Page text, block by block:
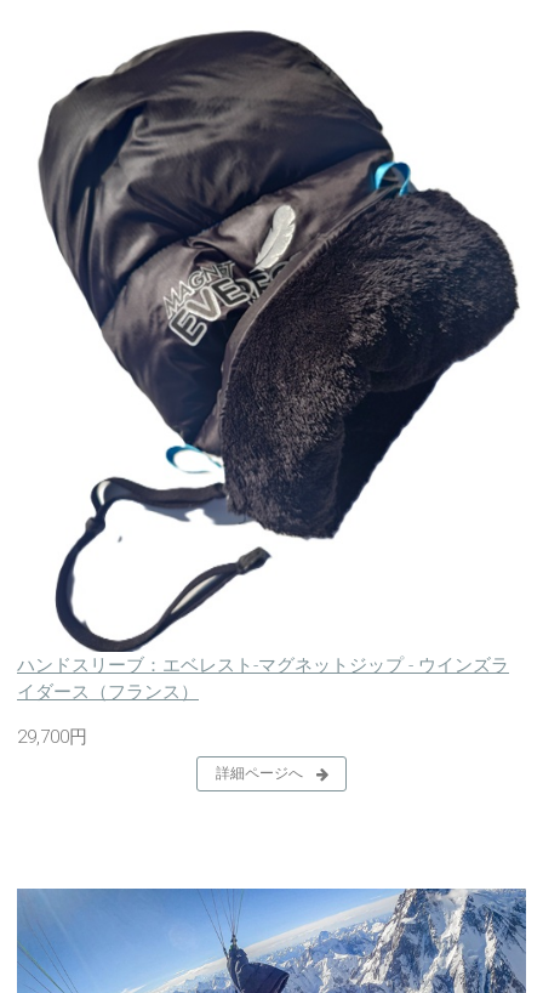
ハンドスリーブ：エベレスト-マグネットジップ - ウインズラ
イダース（フランス）
29,700円
詳細ページへ